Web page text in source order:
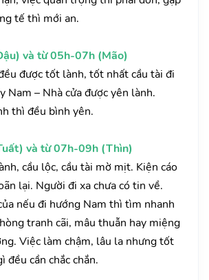
tế thì mới an.
và từ 05h-07h (Mão)
được tốt lành, tốt nhất cầu tài đi
Nam – Nhà cửa được yên lành.
thì đều bình yên.
và từ 07h-09h (Thìn)
cầu lộc, cầu tài mờ mịt. Kiện cáo
lại. Người đi xa chưa có tin về.
nếu đi hướng Nam thì tìm nhanh
tranh cãi, mâu thuẫn hay miệng
Việc làm chậm, lâu la nhưng tốt
đều cần chắc chắn.